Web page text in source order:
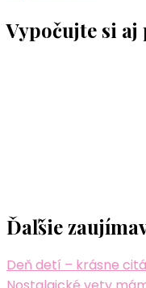
Vypočujte si aj
Ďaľšie
Deň detí – krásne